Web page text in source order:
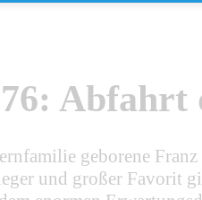
geborene
und großer Favorit